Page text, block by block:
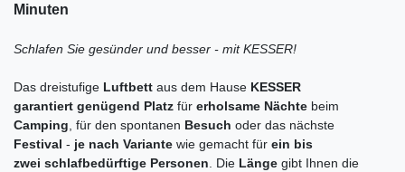
Minuten
Schlafen Sie gesünder und besser - mit KESSER!
Das dreistufige Luftbett aus dem Hause KESSER
garantiert genügend Platz für erholsame Nächte beim
Camping, für den spontanen Besuch oder das nächste
Festival - je nach Variante wie gemacht für ein bis
zwei schlafbedürftige Personen. Die Länge gibt Ihnen die